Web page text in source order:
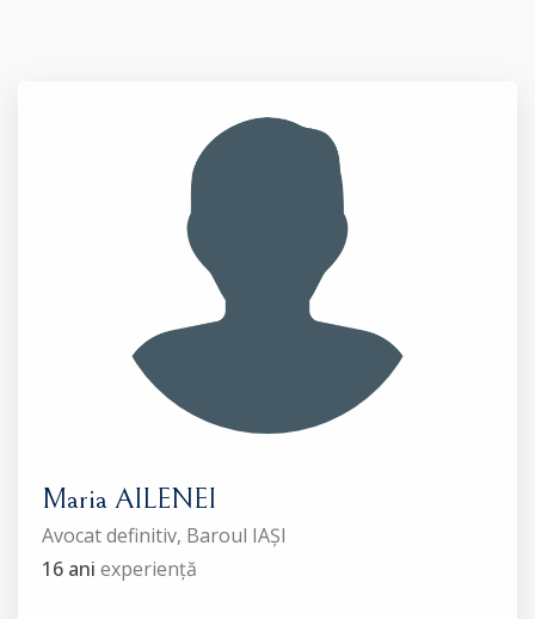
Maria AILENEI
Avocat definitiv, Baroul IAȘI
16 ani experiență